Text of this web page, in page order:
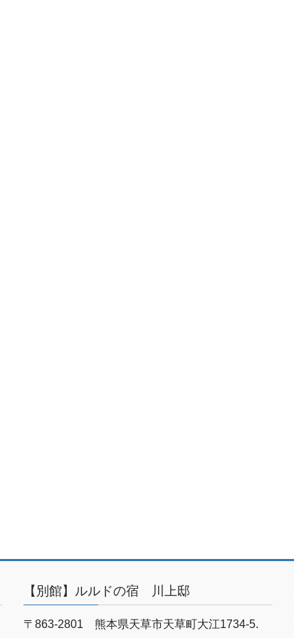
【別館】ルルドの宿 川上邸
〒863-2801 熊本県天草市天草町大江1734-5.